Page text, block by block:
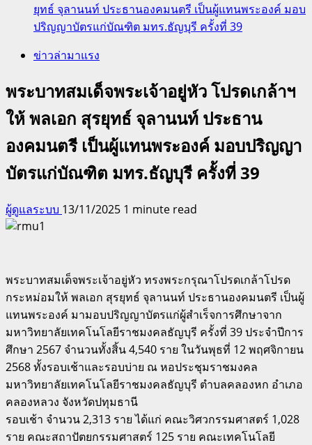
ยุทธ์ จุลานนท์ ประธานองคมนตรี เป็นผู้แทนพระองค์ มอบ
ปริญญาบัตรแก่บัณฑิต มทร.ธัญบุรี ครั้งที่ 39
ข่าวล่ามาแรง
พระบาทสมเด็จพระเจ้าอยู่หัว โปรดเกล้าฯ
ให้ พลเอก สุรยุทธ์ จุลานนท์ ประธาน
องคมนตรี เป็นผู้แทนพระองค์ มอบปริญญา
บัตรแก่บัณฑิต มทร.ธัญบุรี ครั้งที่ 39
ผู้ดูแลระบบ 13/11/2025 1 minute read
พระบาทสมเด็จพระเจ้าอยู่หัว ทรงพระกรุณาโปรดเกล้าโปรด
กระหม่อมให้ พลเอก สุรยุทธ์ จุลานนท์ ประธานองคมนตรี เป็นผู้
แทนพระองค์ มามอบปริญญาบัตรแก่ผู้สำเร็จการศึกษาจาก
มหาวิทยาลัยเทคโนโลยีราชมงคลธัญบุรี ครั้งที่ 39 ประจำปีการ
ศึกษา 2567 จำนวนทั้งสิ้น 4,540 ราย ในวันพุธที่ 12 พฤศจิกายน
2568 ทั้งรอบเช้าและรอบบ่าย ณ หอประชุมราชมงคล
มหาวิทยาลัยเทคโนโลยีราชมงคลธัญบุรี ตำบลคลองหก อำเภอ
คลองหลวง จังหวัดปทุมธานี
รอบเช้า จำนวน 2,313 ราย ได้แก่ คณะวิศวกรรมศาสตร์ 1,028
ราย คณะสถาปัตยกรรมศาสตร์ 125 ราย คณะเทคโนโลยี